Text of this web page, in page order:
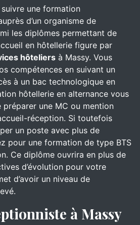
une formation
d’un organisme de
les diplômes permettant de
en hôtellerie figure par
hôteliers à Massy. Vous
compétences en suivant un
à un bac technologique en
hôtellerie en alternance vous
une MC ou mention
réception. Si toutefois
un poste avec plus de
pour une formation de type BTS
Ce diplôme ouvrira en plus de
d’évolution pour votre
d’avoir un niveau de
à Massy